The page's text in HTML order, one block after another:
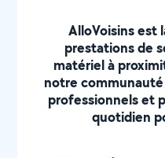
AlloVoisins est
prestations de
matériel à
notre
professionnels et
quotidien